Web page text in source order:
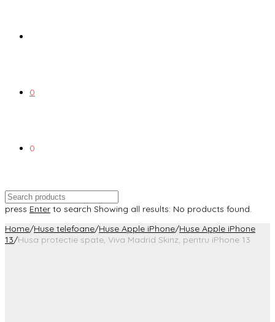
0
0
press Enter to search Showing all results: No products found.
Home/Huse telefoane/Huse Apple iPhone/Huse Apple iPhone
13/Husa protectie spate, Viva Madrid Skinz, pentru iPhone 13